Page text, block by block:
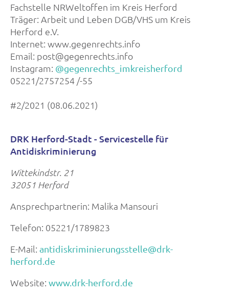
Fachstelle NRWeltoffen im Kreis Herford
Träger: Arbeit und Leben DGB/VHS um Kreis
Herford e.V.
Internet: www.gegenrechts.info
Email: post@gegenrechts.info
Instagram: @gegenrechts_imkreisherford
05221/2757254 /-55
#2/2021 (08.06.2021)
DRK Herford-Stadt - Servicestelle für
Antidiskriminierung
Wittekindstr. 21
32051 Herford
Ansprechpartnerin: Malika Mansouri
Telefon: 05221/1789823
E-Mail: antidiskriminierungsstelle@drk-
herford.de
Website: www.drk-herford.de